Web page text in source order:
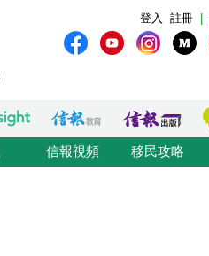
註冊
登入
信報視頻 移民攻略